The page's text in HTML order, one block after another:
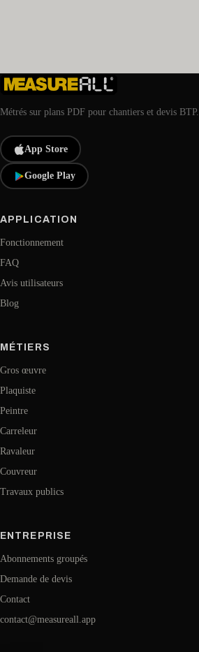
Métrés sur plans PDF pour chantiers et devis BTP.
App Store
Google Play
APPLICATION
Fonctionnement
FAQ
Avis utilisateurs
Blog
MÉTIERS
Gros œuvre
Plaquiste
Peintre
Carreleur
Ravaleur
Couvreur
Travaux publics
ENTREPRISE
Abonnements groupés
Demande de devis
Contact
contact@measureall.app